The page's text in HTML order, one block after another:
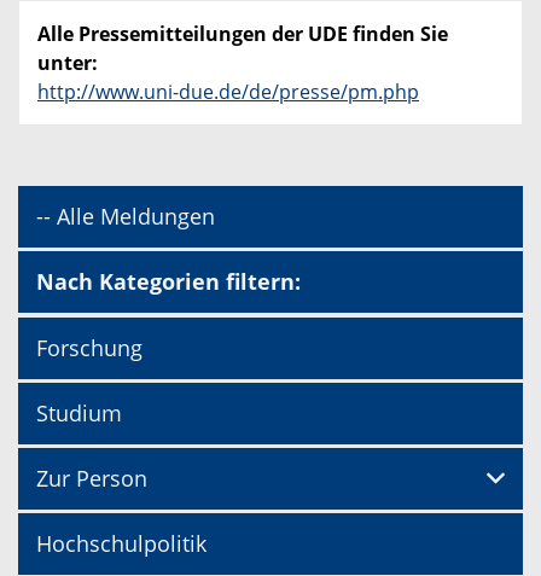
Alle Pressemitteilungen der UDE finden Sie
unter:
http://www.uni-due.de/de/presse/pm.php
-- Alle Meldungen
Nach Kategorien filtern:
Forschung
Studium
Zur Person
Hochschulpolitik